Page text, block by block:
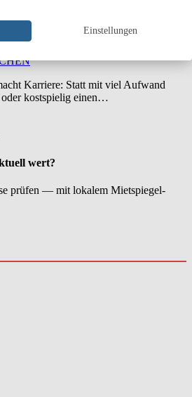
der Kündigung der…
Karriere: Statt mit viel Aufwand
oder kostspielig einen…
wert?
prüfen — mit lokalem Mietspiegel-
Einstellungen